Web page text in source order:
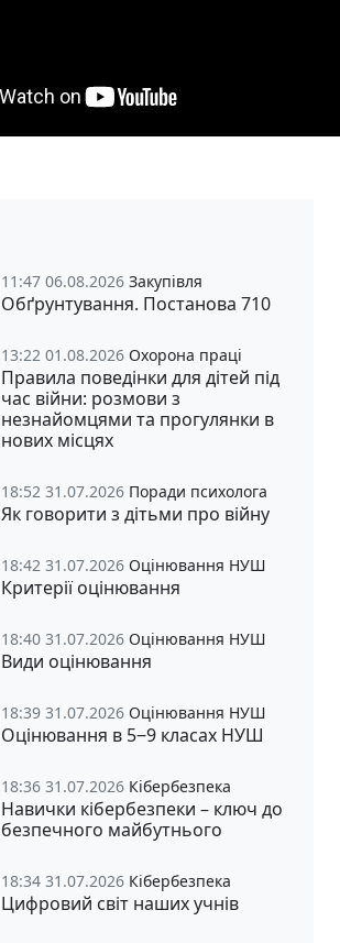
11:47 06.08.2026 Закупівля
Обґрунтування. Постанова 710
13:22 01.08.2026 Охорона праці
Правила поведінки для дітей під
час війни: розмови з
незнайомцями та прогулянки в
нових місцях
18:52 31.07.2026 Поради психолога
Як говорити з дітьми про війну
18:42 31.07.2026 Оцінювання НУШ
Критерії оцінювання
18:40 31.07.2026 Оцінювання НУШ
Види оцінювання
18:39 31.07.2026 Оцінювання НУШ
Оцінювання в 5‒9 класах НУШ
18:36 31.07.2026 Кібербезпека
Навички кібербезпеки – ключ до
безпечного майбутнього
18:34 31.07.2026 Кібербезпека
Цифровий світ наших учнів